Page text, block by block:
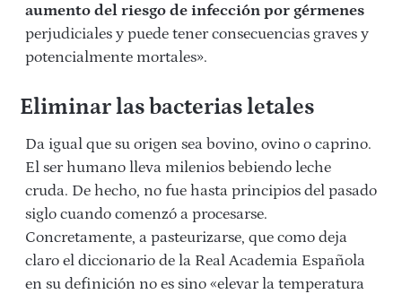
aumento del riesgo de infección por gérmenes
perjudiciales y puede tener consecuencias graves y
potencialmente mortales».
Eliminar las bacterias letales
Da igual que su origen sea bovino, ovino o caprino.
El ser humano lleva milenios bebiendo leche
cruda. De hecho, no fue hasta principios del pasado
siglo cuando comenzó a procesarse.
Concretamente, a pasteurizarse, que como deja
claro el diccionario de la Real Academia Española
en su definición no es sino «elevar la temperatura